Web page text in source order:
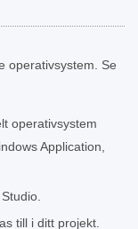
operativsystem. Se
operativsystem
Application,
till i ditt projekt.